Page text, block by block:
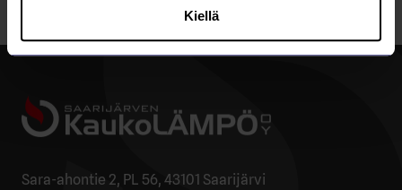
Kiellä
Sara-ahontie 2, PL 56, 43101 Saarijärvi